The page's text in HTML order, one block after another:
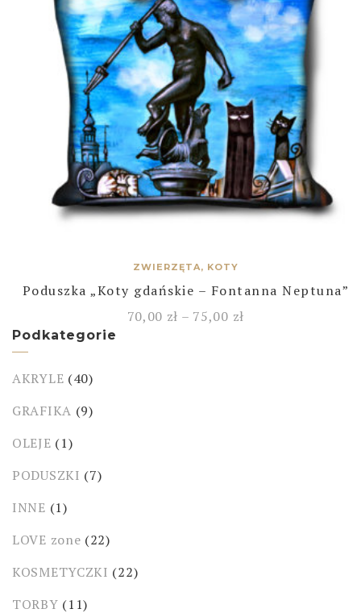
ZWIERZĘTA, KOTY
Poduszka „Koty gdańskie – Fontanna Neptuna”
70,00 zł – 75,00 zł
Podkategorie
AKRYLE (40)
GRAFIKA (9)
OLEJE (1)
PODUSZKI (7)
INNE (1)
LOVE zone (22)
KOSMETYCZKI (22)
TORBY (11)